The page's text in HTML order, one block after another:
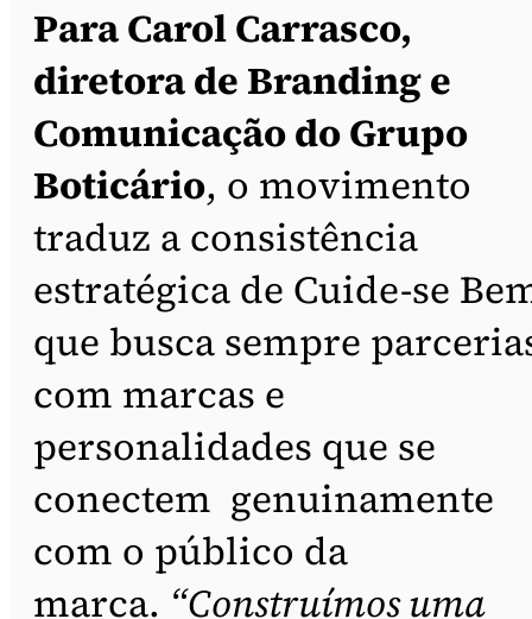
Para Carol Carrasco,
diretora de Branding e
Comunicação do Grupo
Boticário, o movimento
traduz a consistência
estratégica de Cuide-se
que busca sempre
com marcas e
personalidades que se
conectem genuinamente
com o público da
marca. “Construímos uma